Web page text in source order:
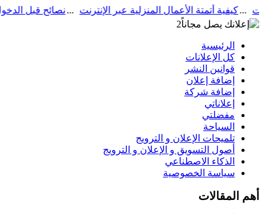
كيفية أتمتة الأعمال المنزلية عبر
الرئيسية
كل الإعلانات
قوانين النشر
إضافة إعلان
إضافة شركة
إعلاناتي
مفضلتي
السياحة
تلميحات الإعلان و الترويج
أصول التسويق و الإعلان و الترويج
الذكاء الاصطناعي
سياسة الخصوصية
أهم المقالات